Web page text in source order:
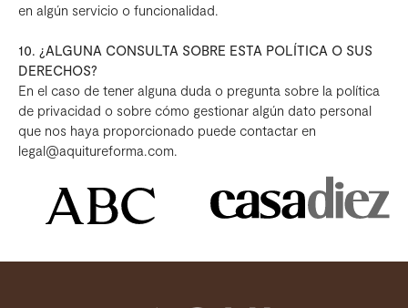
en algún servicio o funcionalidad.
10. ¿ALGUNA CONSULTA SOBRE ESTA POLÍTICA O SUS
DERECHOS?
En el caso de tener alguna duda o pregunta sobre la política
de privacidad o sobre cómo gestionar algún dato personal
que nos haya proporcionado puede contactar en
legal@aquitureforma.com.